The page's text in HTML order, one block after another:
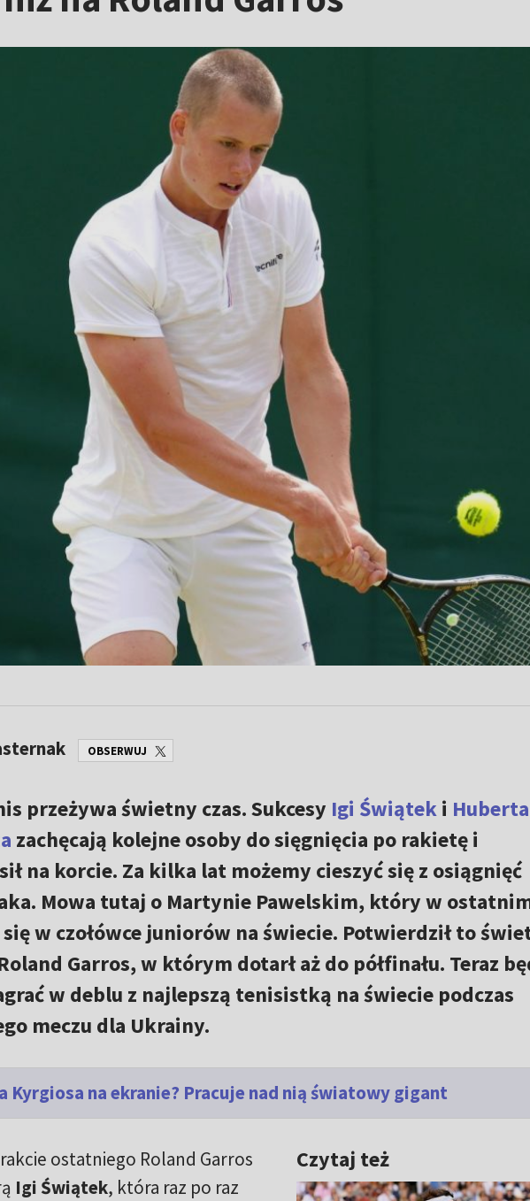
OBSERWUJ
przeżywa świetny czas. Sukcesy Igi Świąteki Huberta
zachęcają kolejne osoby do sięgnięcia po rakietę i
na korcie. Za kilka lat możemy cieszyć się z osiągnięć
Mowa tutaj o Martynie Pawelskim, który w
się w czołówce juniorów na świecie. Potwierdził to
Garros, w którym dotarł aż do półfinału. Teraz
w deblu z najlepszą tenisistką na świecie podczas
meczu dla Ukrainy.
Kyrgiosa na ekranie? Pracuje nad nią światowy gigant
Czytaj też
ostatniego Roland Garros
Igi Świątek, która raz po raz